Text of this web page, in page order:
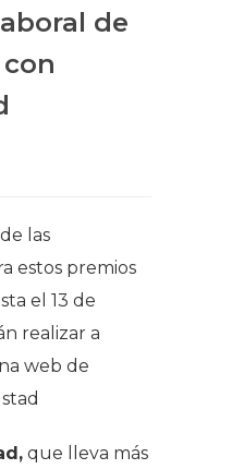
de
las
estos premios
el 13 de
realizar a
web de
que lleva más